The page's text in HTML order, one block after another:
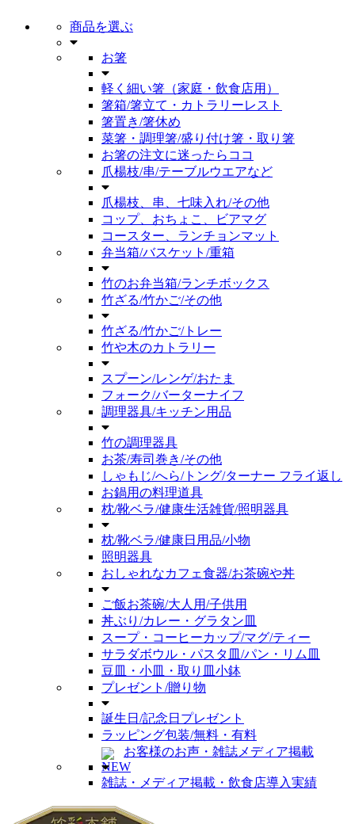
商品を選ぶ
お箸
軽く細い箸（家庭・飲食店用）
箸箱/箸立て・カトラリーレスト
箸置き/箸休め
菜箸・調理箸/盛り付け箸・取り箸
お箸の注文に迷ったらココ
爪楊枝/串/テーブルウエアなど
爪楊枝、串、七味入れ/その他
コップ、おちょこ、ビアマグ
コースター、ランチョンマット
弁当箱/バスケット/重箱
竹のお弁当箱/ランチボックス
竹ざる/竹かご/その他
竹ざる/竹かご/トレー
竹や木のカトラリー
スプーン/レンゲ/おたま
フォーク/バーターナイフ
調理器具/キッチン用品
竹の調理器具
お茶/寿司巻き/その他
しゃもじ/へら/トング/ターナー フライ返し
お鍋用の料理道具
枕/靴ベラ/健康生活雑貨/照明器具
枕/靴ベラ/健康日用品/小物
照明器具
おしゃれなカフェ食器/お茶碗や丼
ご飯お茶碗/大人用/子供用
丼ぶり/カレー・グラタン皿
スープ・コーヒーカップ/マグ/ティー
サラダボウル・パスタ皿/パン・リム皿
豆皿・小皿・取り皿小鉢
プレゼント/贈り物
誕生日/記念日プレゼント
ラッピング包装/無料・有料
お客様のお声・雑誌メディア掲載
雑誌・メディア掲載・飲食店導入実績